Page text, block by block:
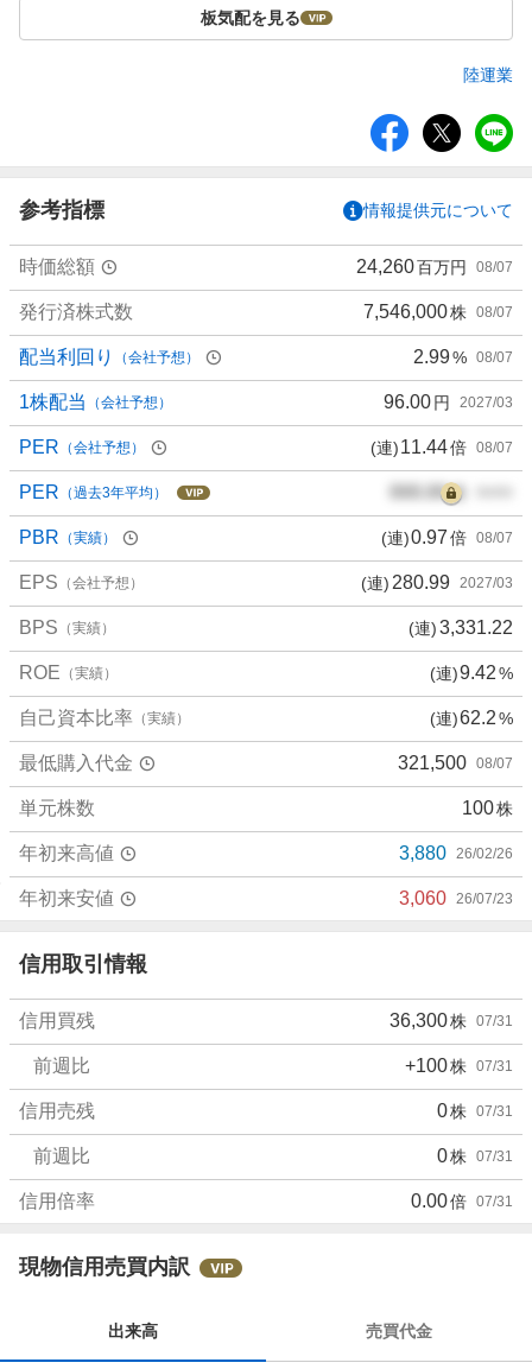
板気配を見る
陸運業
ア
参考指標 情報提供元について
時価総額 24,260百万円 08/07
発行済株式数 7,546,000株 08/07
配当利回り （会社予想） 2.99% 08/07
1株配当 （会社予想） 96.00円 2027/03
PER （会社予想） (連)11.44倍 08/07
PER （過去3年平均） 000.00倍
PBR （実績） (連)0.97倍 08/07
EPS （会社予想） (連) 280.99 2027/03
BPS （実績） (連)3,331.22
ROE （実績） (連)9.42%
自己資本比率 （実績） (連)62.2%
最低購入代金 321,500 08/07
単元株数 100株
年初来高値 3,880 26/02/26
年初来安値 3,060 26/07/23
信用取引情報
信用買残 36,300株 07/31
前週比 +100株 07/31
信用売残 0株 07/31
前週比 0株 07/31
信用倍率 0.00倍 07/31
現物信用売買内訳
出来高 売買代金